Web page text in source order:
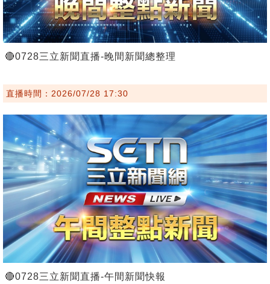
🔴0728三立新聞直播-晚間新聞總整理
直播時間：2026/07/28 17:30
🔴0728三立新聞直播-午間新聞快報